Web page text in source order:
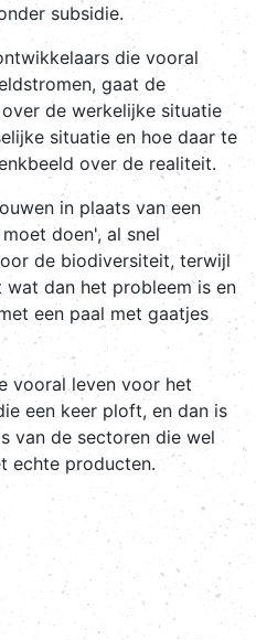
subsidie.
die vooral
gaat de
de werkelijke situatie
situatie en hoe daar te
over de realiteit.
in plaats van een
doen', al snel
de biodiversiteit, terwijl
dan het probleem is en
een paal met gaatjes
vooral leven voor het
een keer ploft, en dan is
van de sectoren die wel
echte producten.